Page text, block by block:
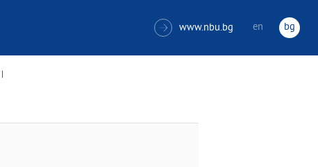
 www.nbu.bg en bg